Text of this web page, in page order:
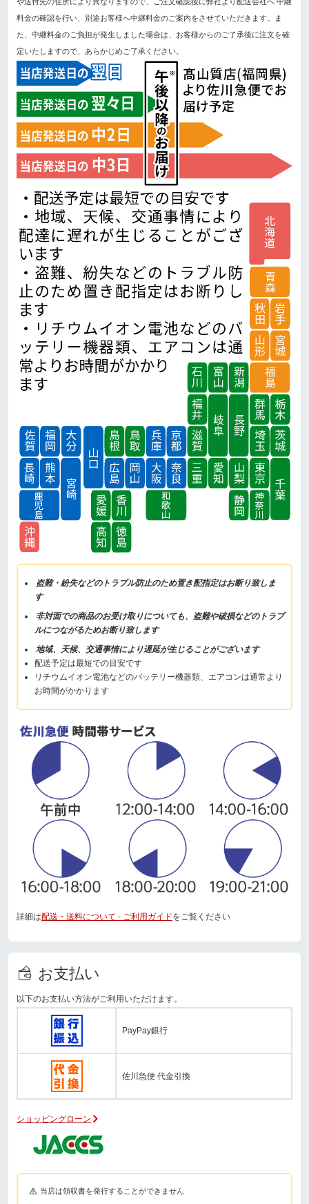
や送付先の住所により異なりますので、ご注文確認後に弊社より配送会社へ 中継
料金の確認を行い、別途お客様へ中継料金のご案内をさせていただきます。ま
た、中継料金のご負担が発生しました場合は、お客様からのご了承後に注文を確
定いたしますので、あらかじめご了承ください。
盗難・紛失などのトラブル防止のため置き配指定はお断り致しま
す
非対面での商品のお受け取りについても、盗難や破損などのトラブ
ルにつながるためお断り致します
地域、天候、交通事情により遅延が生じることがございます
配送予定は最短での目安です
リチウムイオン電池などのバッテリー機器類、エアコンは通常より
お時間がかかります
詳細は配送・送料について - ご利用ガイドをご覧ください
お支払い
以下のお支払い方法がご利用いただけます。
PayPay銀行
佐川急便 代金引換
ショッピングローン
当店は領収書を発行することができません